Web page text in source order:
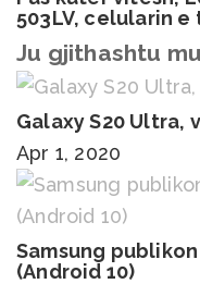
503LV, celularin
Ju gjithashtu
Galaxy S20 Ultra,
Apr 1, 2020
Samsung
(Android 10)